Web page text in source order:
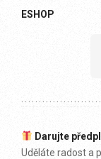
ESHOP
Darujte
Uděláte radost a